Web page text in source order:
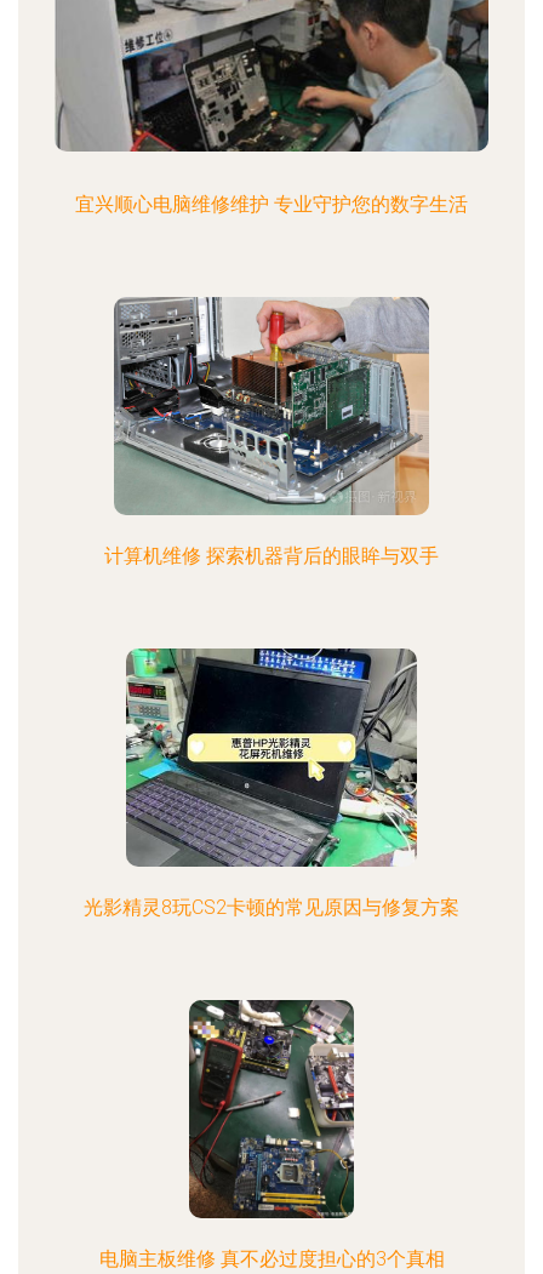
宜兴顺心电脑维修维护 专业守护您的数字生活
计算机维修 探索机器背后的眼眸与双手
光影精灵8玩CS2卡顿的常见原因与修复方案
电脑主板维修 真不必过度担心的3个真相